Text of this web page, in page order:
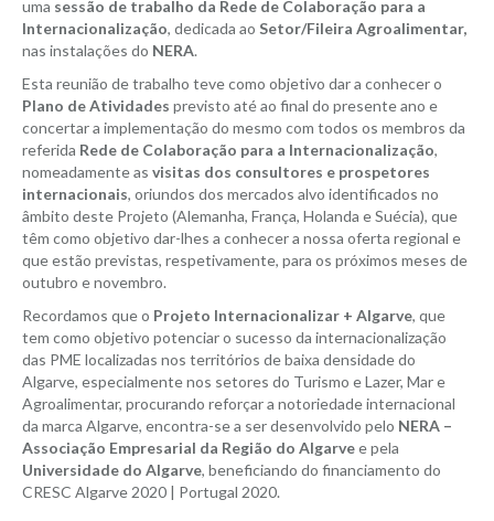
uma sessão de trabalho da Rede de Colaboração para a
Internacionalização, dedicada ao Setor/Fileira Agroalimentar,
nas instalações do NERA.
Esta reunião de trabalho teve como objetivo dar a conhecer o
Plano de Atividades previsto até ao final do presente ano e
concertar a implementação do mesmo com todos os membros da
referida Rede de Colaboração para a Internacionalização,
nomeadamente as visitas dos consultores e prospetores
internacionais, oriundos dos mercados alvo identificados no
âmbito deste Projeto (Alemanha, França, Holanda e Suécia), que
têm como objetivo dar-lhes a conhecer a nossa oferta regional e
que estão previstas, respetivamente, para os próximos meses de
outubro e novembro.
Recordamos que o Projeto Internacionalizar + Algarve, que
tem como objetivo potenciar o sucesso da internacionalização
das PME localizadas nos territórios de baixa densidade do
Algarve, especialmente nos setores do Turismo e Lazer, Mar e
Agroalimentar, procurando reforçar a notoriedade internacional
da marca Algarve, encontra-se a ser desenvolvido pelo NERA –
Associação Empresarial da Região do Algarvee pela
Universidade do Algarve, beneficiando do financiamento do
CRESC Algarve 2020 | Portugal 2020.